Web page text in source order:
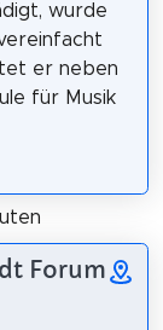
wurde
er neben
für Musik
Forum